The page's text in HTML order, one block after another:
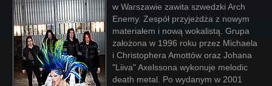
w Warszawie zawita szwedzki Arch
Enemy. Zespół przyjeżdża z nowym
materiałem i nową wokalistą. Grupa
założona w 1996 roku przez Michaela
i Christophera Amottów oraz Johana
"Liiva" Axelssona wykonuje melodic
death metal. Po wydanym w 2001